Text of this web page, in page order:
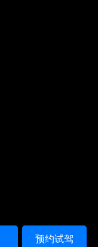
预约试驾